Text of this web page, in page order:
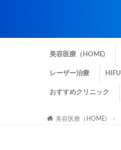
美容医療（HOME)
レーザー治療 HIFU
おすすめクリニック
美容医療（HOME)